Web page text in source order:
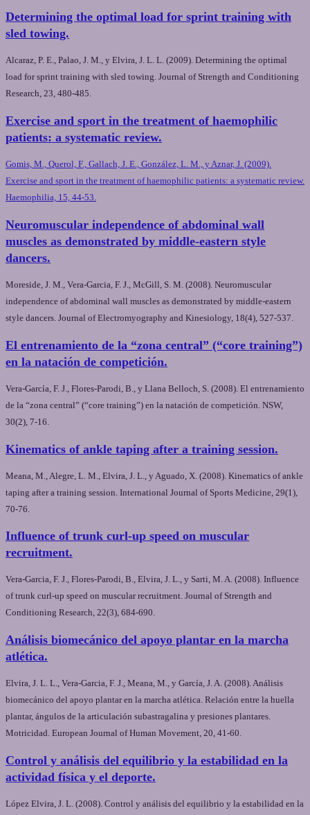
Determining the optimal load for sprint training with
sled towing.
Alcaraz, P. E., Palao, J. M., y Elvira, J. L. L. (2009). Determining the optimal
load for sprint training with sled towing. Journal of Strength and Conditioning
Research, 23, 480-485.
Exercise and sport in the treatment of haemophilic
patients: a systematic review.
Gomis, M., Querol, F., Gallach, J. E., González, L. M., y Aznar, J. (2009).
Exercise and sport in the treatment of haemophilic patients: a systematic review.
Haemophilia, 15, 44-53.
Neuromuscular independence of abdominal wall
muscles as demonstrated by middle-eastern style
dancers.
Moreside, J. M., Vera-Garcia, F. J., McGill, S. M. (2008). Neuromuscular
independence of abdominal wall muscles as demonstrated by middle-eastern
style dancers. Journal of Electromyography and Kinesiology, 18(4), 527-537.
El entrenamiento de la “zona central” (“core training”)
en la natación de competición.
Vera-García, F. J., Flores-Parodi, B., y Llana Belloch, S. (2008). El entrenamiento
de la “zona central” (“core training”) en la natación de competición. NSW,
30(2), 7-16.
Kinematics of ankle taping after a training session.
Meana, M., Alegre, L. M., Elvira, J. L., y Aguado, X. (2008). Kinematics of ankle
taping after a training session. International Journal of Sports Medicine, 29(1),
70-76.
Influence of trunk curl-up speed on muscular
recruitment.
Vera-Garcia, F. J., Flores-Parodi, B., Elvira, J. L., y Sarti, M. A. (2008). Influence
of trunk curl-up speed on muscular recruitment. Journal of Strength and
Conditioning Research, 22(3), 684-690.
Análisis biomecánico del apoyo plantar en la marcha
atlética.
Elvira, J. L. L., Vera-Garcia, F. J., Meana, M., y García, J. A. (2008). Análisis
biomecánico del apoyo plantar en la marcha atlética. Relación entre la huella
plantar, ángulos de la articulación subastragalina y presiones plantares.
Motricidad. European Journal of Human Movement, 20, 41-60.
Control y análisis del equilibrio y la estabilidad en la
actividad física y el deporte.
López Elvira, J. L. (2008). Control y análisis del equilibrio y la estabilidad en la